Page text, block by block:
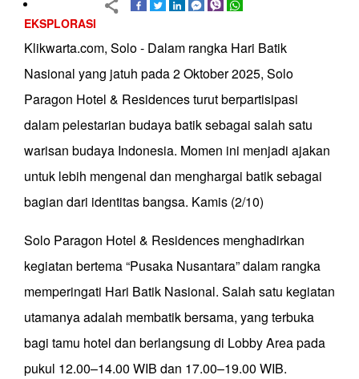
EKSPLORASI
Klikwarta.com, Solo - Dalam rangka Hari Batik
Nasional yang jatuh pada 2 Oktober 2025, Solo
Paragon Hotel & Residences turut berpartisipasi
dalam pelestarian budaya batik sebagai salah satu
warisan budaya Indonesia. Momen ini menjadi ajakan
untuk lebih mengenal dan menghargai batik sebagai
bagian dari identitas bangsa. Kamis (2/10)
Solo Paragon Hotel & Residences menghadirkan
kegiatan bertema “Pusaka Nusantara” dalam rangka
memperingati Hari Batik Nasional. Salah satu kegiatan
utamanya adalah membatik bersama, yang terbuka
bagi tamu hotel dan berlangsung di Lobby Area pada
pukul 12.00–14.00 WIB dan 17.00–19.00 WIB.